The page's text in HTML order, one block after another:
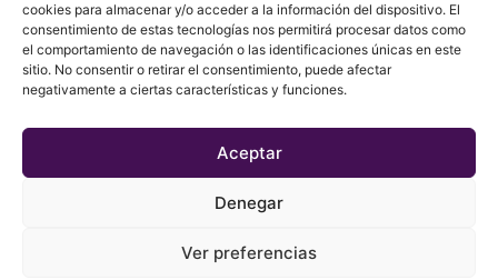
cookies para almacenar y/o acceder a la información del dispositivo. El
consentimiento de estas tecnologías nos permitirá procesar datos como
el comportamiento de navegación o las identificaciones únicas en este
sitio. No consentir o retirar el consentimiento, puede afectar
negativamente a ciertas características y funciones.
Aceptar
Denegar
Ver preferencias
Libro de ruta
Equipos
Media
Patrocinadores
Tienda
Contacto
Presentación
Política de privacidad
Política de Cookies